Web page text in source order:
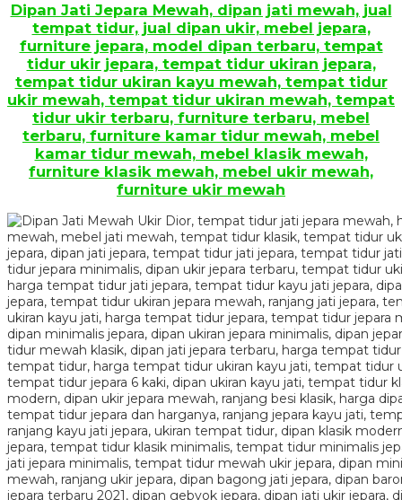
Dipan Jati Jepara Mewah, dipan jati mewah, jual
tempat tidur, jual dipan ukir, mebel jepara,
furniture jepara, model dipan terbaru, tempat
tidur ukir jepara, tempat tidur ukiran jepara,
tempat tidur ukiran kayu mewah, tempat tidur
ukir mewah, tempat tidur ukiran mewah, tempat
tidur ukir terbaru, furniture terbaru, mebel
terbaru, furniture kamar tidur mewah, mebel
kamar tidur mewah, mebel klasik mewah,
furniture klasik mewah, mebel ukir mewah,
furniture ukir mewah